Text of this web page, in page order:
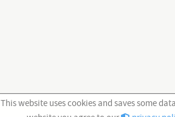
This website uses cookies and saves some